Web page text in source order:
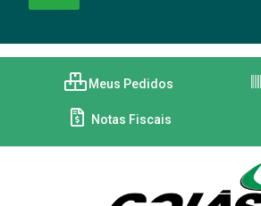
Meus Pedidos
Notas Fiscais